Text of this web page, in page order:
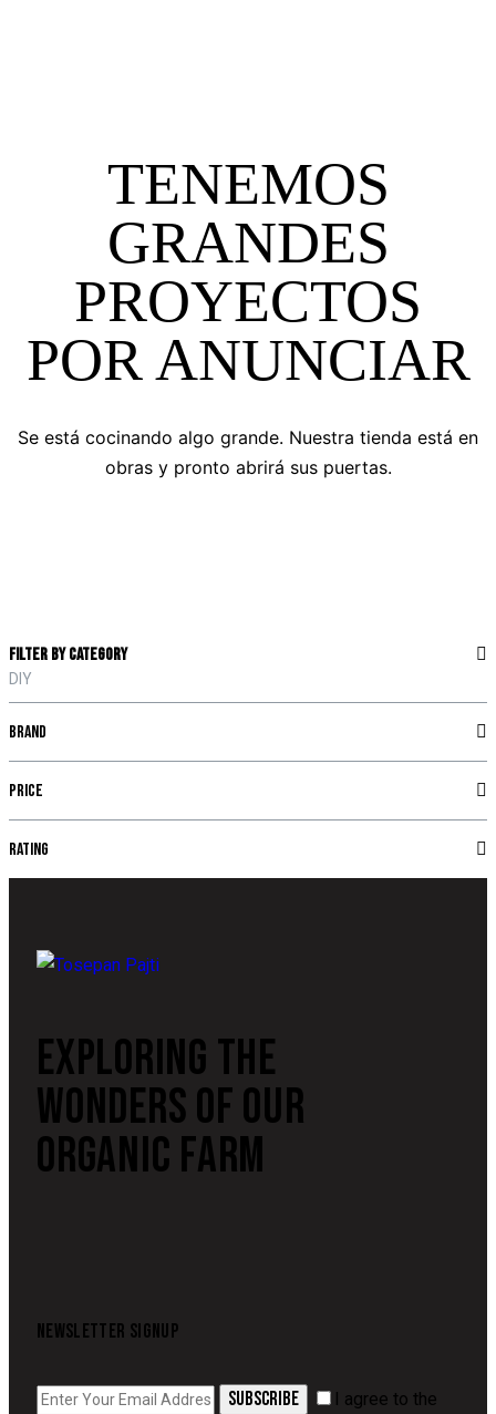
TENEMOS
GRANDES
PROYECTOS
POR ANUNCIAR
Se está cocinando algo grande. Nuestra tienda está en
obras y pronto abrirá sus puertas.
Filter by category
DIY
Brand
Price
Rating
EXPLORING THE
WONDERS OF OUR
ORGANIC FARM
NEWSLETTER SIGNUP
SUBSCRIBE
I agree to the